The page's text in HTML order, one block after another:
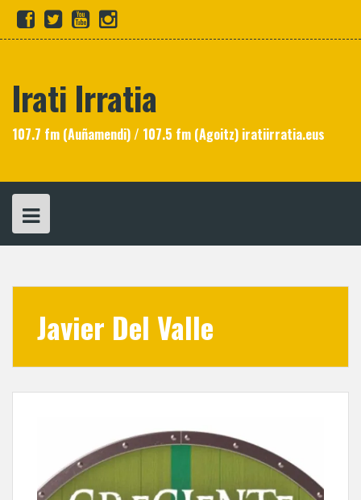
Skip
content
fb tw yt in
Irati Irratia
107.7 fm (Auñamendi) / 107.5 fm (Agoitz) iratiirratia.eus
Javier Del Valle